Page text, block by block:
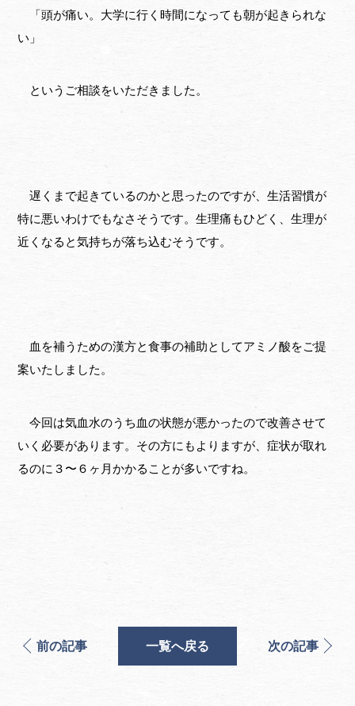
「頭が痛い。大学に行く時間になっても朝が起きられな
い」
というご相談をいただきました。
遅くまで起きているのかと思ったのですが、生活習慣が
特に悪いわけでもなさそうです。生理痛もひどく、生理が
近くなると気持ちが落ち込むそうです。
血を補うための漢方と食事の補助としてアミノ酸をご提
案いたしました。
今回は気血水のうち血の状態が悪かったので改善させて
いく必要があります。その方にもよりますが、症状が取れ
るのに３〜６ヶ月かかることが多いですね。
前の記事 一覧へ戻る 次の記事